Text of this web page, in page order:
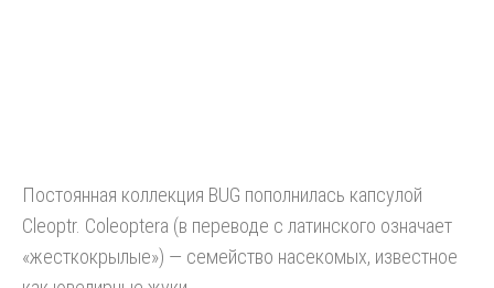
Постоянная коллекция BUG пополнилась капсулой
Cleoptr. Coleoptera (в переводе с латинского означает
«жесткокрылые») — семейство насекомых, известное